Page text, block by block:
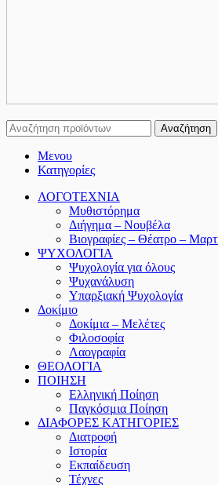
Αναζήτηση
Μενου
Κατηγορίες
ΛΟΓΟΤΕΧΝΙΑ
Μυθιστόρημα
Διήγημα – Νουβέλα
Βιογραφίες – Θέατρο –
ΨΥΧΟΛΟΓΙΑ
Ψυχολογία για όλους
Ψυχανάλυση
Υπαρξιακή Ψυχολογία
Δοκίμιο
Δοκίμια – Μελέτες
Φιλοσοφία
Λαογραφία
ΘΕΟΛΟΓΙΑ
ΠΟΙΗΣΗ
Ελληνική Ποίηση
Παγκόσμια Ποίηση
ΔΙΑΦΟΡΕΣ ΚΑΤΗΓΟΡΙΕΣ
Διατροφή
Ιστορία
Εκπαίδευση
Τέχνες